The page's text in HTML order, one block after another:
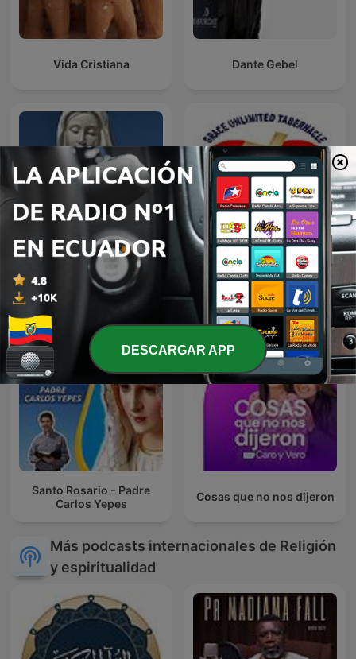
Vida Cristiana Dante Gebel
Reflexiones de los
Mensajes de la Virgen
Maria en Medjugorje
Apostle V V Masilela
Santo Rosario - Padre
Carlos Yepes
Cosas que no nos dijeron
Más podcasts internacionales de Religión
y espiritualidad
DESCARGAR APP